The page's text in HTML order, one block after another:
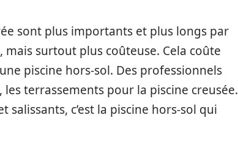
sont plus importants et plus longs par
surtout plus coûteuse. Cela coûte
piscine hors-sol. Des professionnels
terrassements pour la piscine creusée.
c’est la piscine hors-sol qui